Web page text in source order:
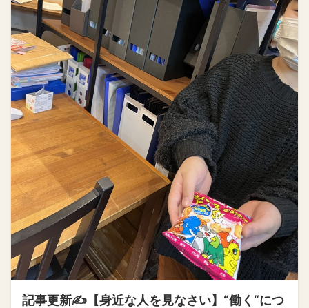
記事更新✍️【身近な人を見なさい】“働く“につ